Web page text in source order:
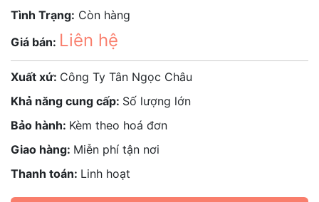
Tình Trạng: Còn hàng
Giá bán: Liên hệ
Xuất xứ: Công Ty Tân Ngọc Châu
Khả năng cung cấp: Số lượng lớn
Bảo hành: Kèm theo hoá đơn
Giao hàng: Miễn phí tận nơi
Thanh toán: Linh hoạt